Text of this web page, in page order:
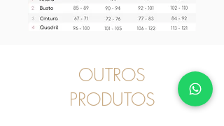
OUTROS
PRODUTOS